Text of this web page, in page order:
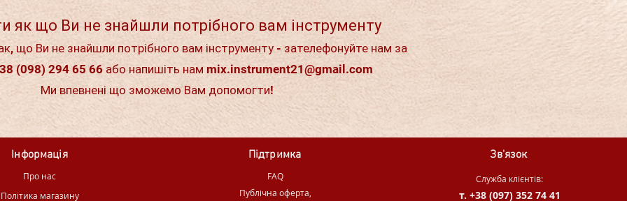
як що Ви не знайшли потрібного вам інструменту
що Ви не знайшли потрібного вам інструменту - зателефонуйте нам за
(098) 294 65 66 або напишіть нам mix.instrument21@gmail.com
Ми впевнені що зможемо Вам допомогти!
Інформація
Про нас
Політика магазину
Підтримка
FAQ
Публічна оферта,
Зв'язок
Служба клієнтів:
т. +38 (097) 352 74 41